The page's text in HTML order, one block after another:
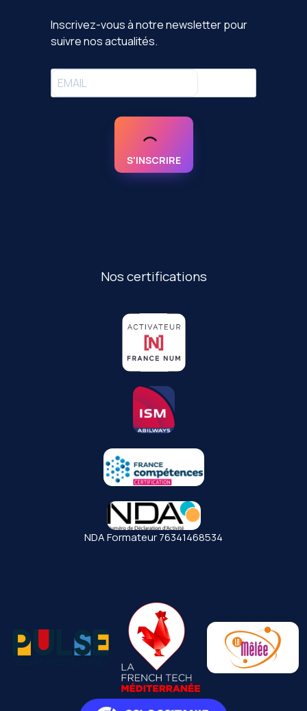
Inscrivez-vous à notre newsletter pour
suivre nos actualités.
S'INSCRIRE
Nos certifications
NDA Formateur 76341468534